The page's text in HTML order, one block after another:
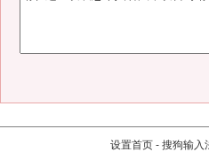
设置首页 - 搜狗输入